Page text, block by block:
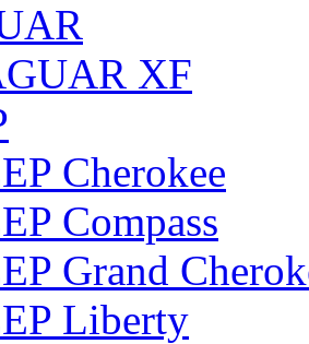
XF
Cherokee
Compass
Grand
Liberty